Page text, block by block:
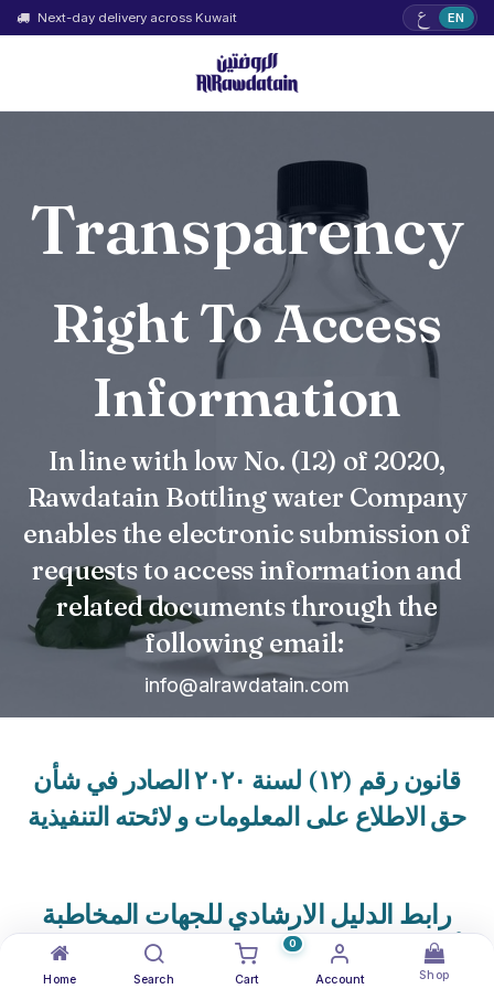
Home Search
0
Cart Account Shop
Next-day delivery across Kuwait ع EN
Transparency
Right To Access
Information
In line with low No. (12) of 2020,
Rawdatain Bottling water Company
enables the electronic submission of
requests to access information and
related documents through the
following email:
info@alrawdatain.com
قانون رقم (١٢
) لسنة ٢٠٢٠ الصادر في شأن
حق الاطلاع على المعلومات و لائحته التنفيذية
رابط الدليل الارشادي للجهات المخاطبة
بأحكام القانون رقم (١٢) لسنة ٢٠٢٠ الصادر